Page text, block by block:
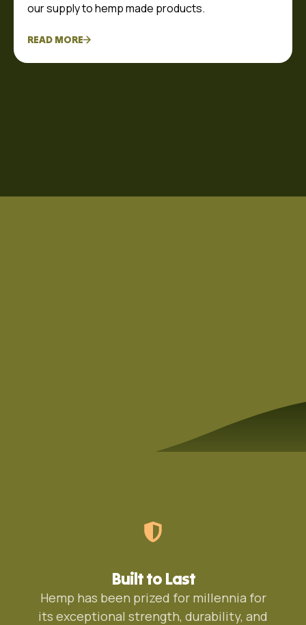
our supply to hemp made products.
READ MORE
Built to Last
Hemp has been prized for millennia for
its exceptional strength, durability, and